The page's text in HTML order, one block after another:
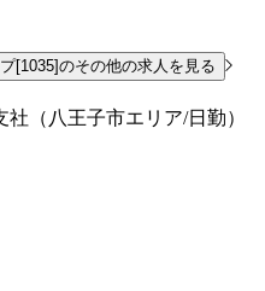
[1035]のその他の求人を見る
（八王子市エリア/日勤）